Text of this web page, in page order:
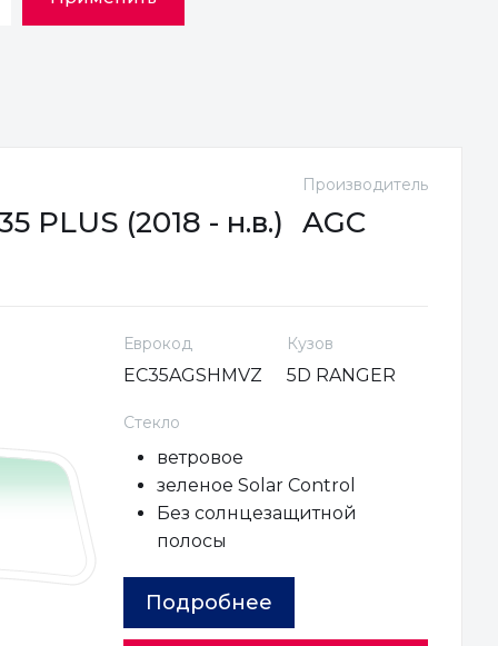
PLUS (2018 - н.в.)
Производитель
AGC
Еврокод
EC35AGSHMVZ
Кузов
5D RANGER
Стекло
ветровое
зеленое Solar Control
Без солнцезащитной
полосы
Подробнее